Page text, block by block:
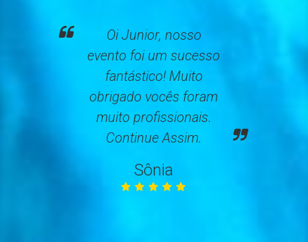
Oi Junior, nosso
evento foi um sucesso
fantástico! Muito
obrigado vocês foram
muito profissionais.
Continue Assim.
Sônia